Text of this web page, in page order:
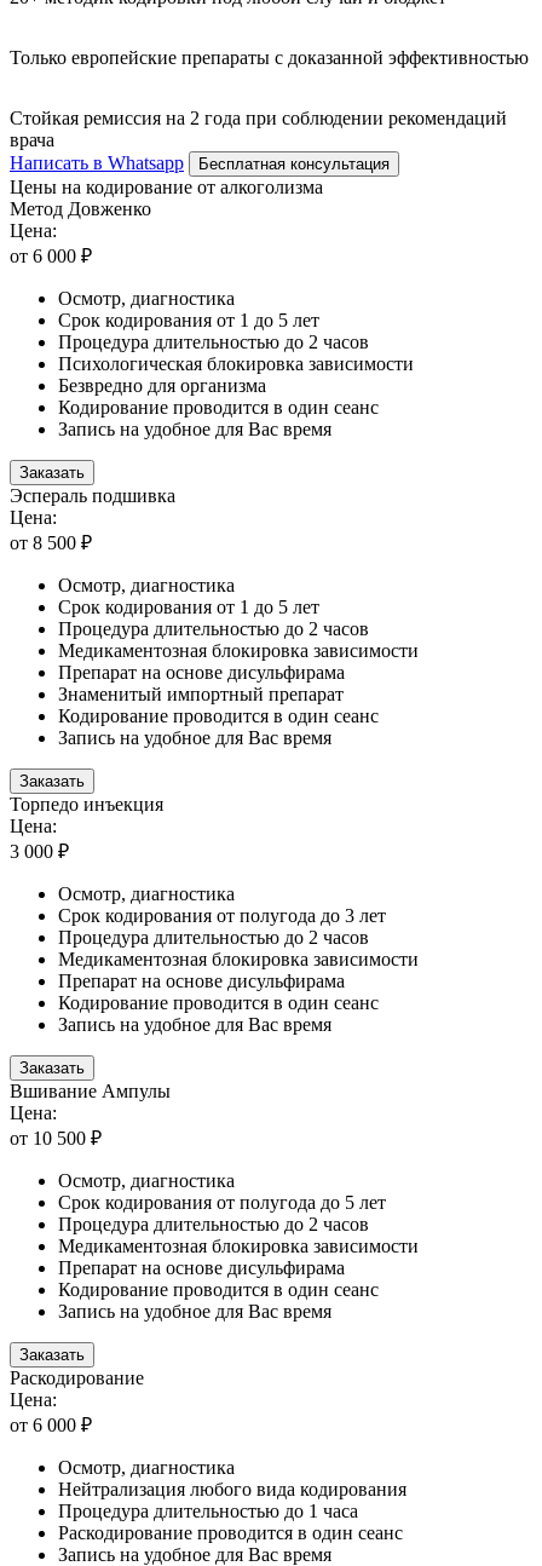
Только европейские препараты с доказанной эффективностью
Стойкая ремиссия на 2 года при соблюдении рекомендаций
врача
Написать в Whatsapp
Бесплатная консультация
Цены на кодирование от алкоголизма
Метод Довженко
Цена:
от 6 000 ₽
Осмотр, диагностика
Срок кодирования от 1 до 5 лет
Процедура длительностью до 2 часов
Психологическая блокировка зависимости
Безвредно для организма
Кодирование проводится в один сеанс
Запись на удобное для Вас время
Заказать
Эспераль подшивка
Цена:
от 8 500 ₽
Осмотр, диагностика
Срок кодирования от 1 до 5 лет
Процедура длительностью до 2 часов
Медикаментозная блокировка зависимости
Препарат на основе дисульфирама
Знаменитый импортный препарат
Кодирование проводится в один сеанс
Запись на удобное для Вас время
Заказать
Торпедо инъекция
Цена:
3 000 ₽
Осмотр, диагностика
Срок кодирования от полугода до 3 лет
Процедура длительностью до 2 часов
Медикаментозная блокировка зависимости
Препарат на основе дисульфирама
Кодирование проводится в один сеанс
Запись на удобное для Вас время
Заказать
Вшивание Ампулы
Цена:
от 10 500 ₽
Осмотр, диагностика
Срок кодирования от полугода до 5 лет
Процедура длительностью до 2 часов
Медикаментозная блокировка зависимости
Препарат на основе дисульфирама
Кодирование проводится в один сеанс
Запись на удобное для Вас время
Заказать
Раскодирование
Цена:
от 6 000 ₽
Осмотр, диагностика
Нейтрализация любого вида кодирования
Процедура длительностью до 1 часа
Раскодирование проводится в один сеанс
Запись на удобное для Вас время